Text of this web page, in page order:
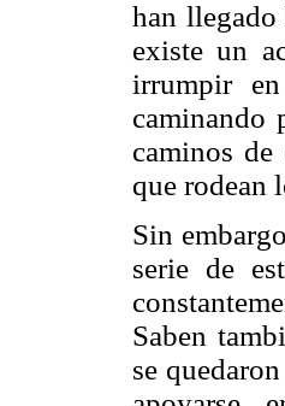
han llegado
existe un
irrumpir
caminando
caminos
que rodean
Sin
serie de
Saben
se